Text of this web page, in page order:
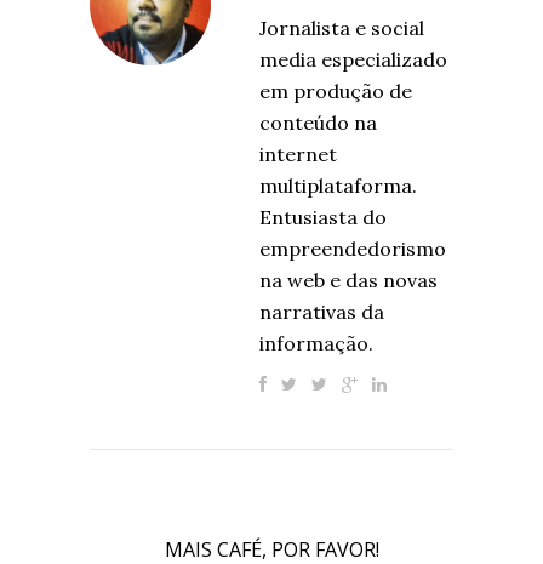
Jornalista e social
media especializado
em produção de
conteúdo na
internet
multiplataforma.
Entusiasta do
empreendedorismo
na web e das novas
narrativas da
informação.
MAIS CAFÉ, POR FAVOR!